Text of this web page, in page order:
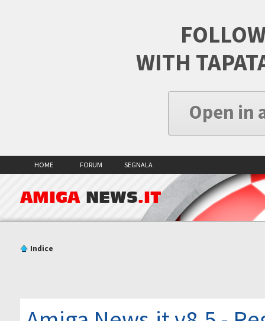
WITH
Open in
HOME FORUM SEGNALA
AMIGA NEWS.IT
Indice